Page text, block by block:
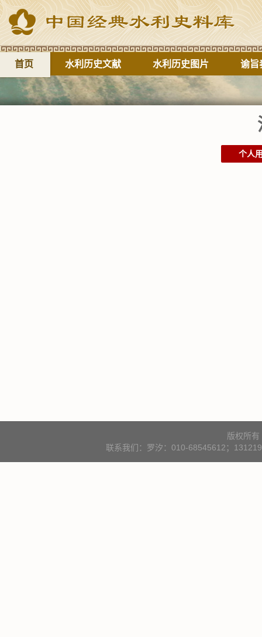
首页 水利历史文献 水利历史图片 谕旨
个人
版权所
联系我们：罗汐：010-68545612；